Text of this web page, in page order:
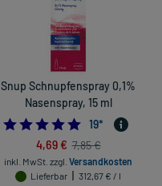
Snup Schnupfenspray 0,1%
Nasenspray, 15 ml
19*
4,69 € 7,85 €
inkl. MwSt. zzgl. Versandkosten
Lieferbar
312,67 € / l